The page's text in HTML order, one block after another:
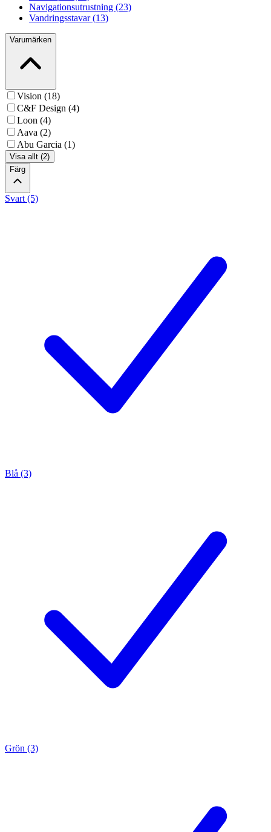
Navigationsutrustning (23)
Vandringsstavar (13)
Varumärken
Vision (18)
C&F Design (4)
Loon (4)
Aava (2)
Abu Garcia (1)
Visa allt (2)
Färg
Svart (5)
Blå (3)
Grön (3)